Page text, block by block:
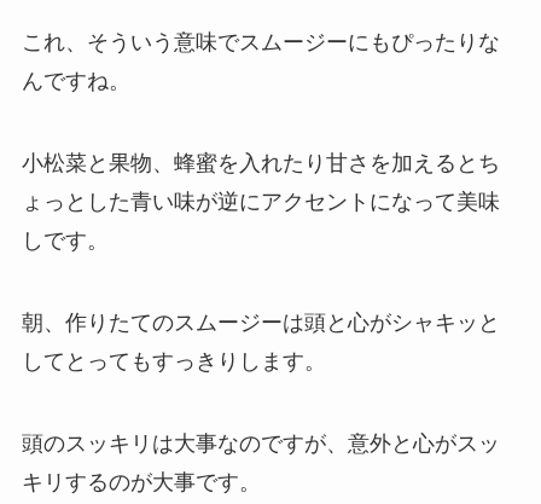
これ、そういう意味でスムージーにもぴったりな
んですね。
小松菜と果物、蜂蜜を入れたり甘さを加えるとち
ょっとした青い味が逆にアクセントになって美味
しです。
朝、作りたてのスムージーは頭と心がシャキッと
してとってもすっきりします。
頭のスッキリは大事なのですが、意外と心がスッ
キリするのが大事です。